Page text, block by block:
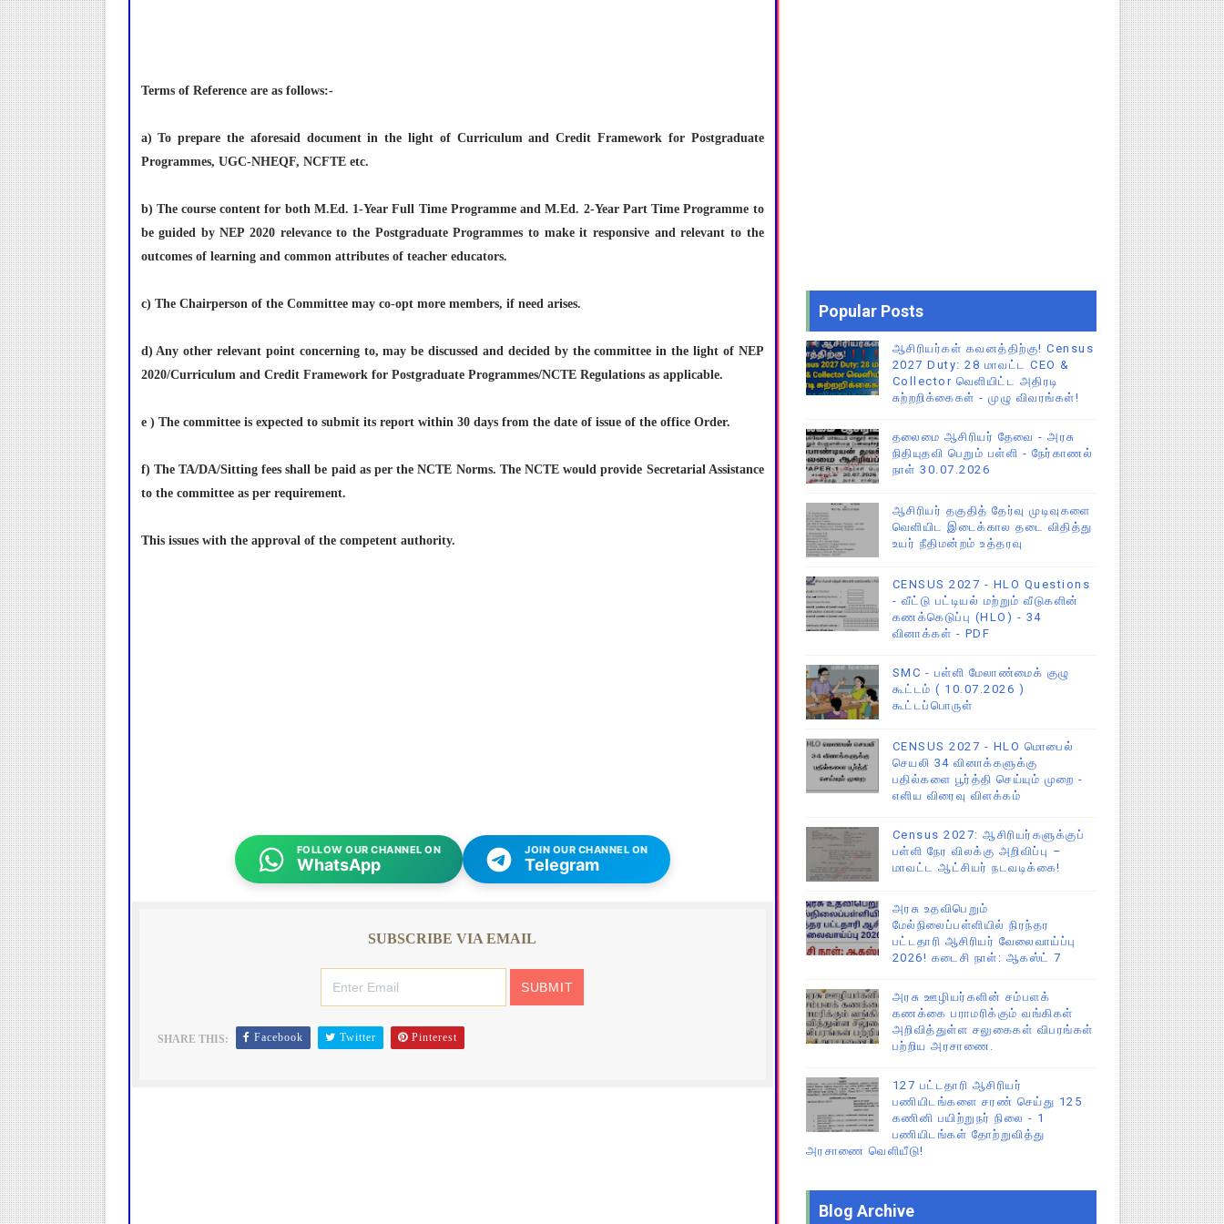
Terms of Reference are as follows:-
a) To prepare the aforesaid document in the light of Curriculum and Credit Framework for Postgraduate
Programmes, UGC-NHEQF, NCFTE etc.
b) The course content for both M.Ed. 1-Year Full Time Programme and M.Ed. 2-Year Part Time Programme to
be guided by NEP 2020 relevance to the Postgraduate Programmes to make it responsive and relevant to the
outcomes of learning and common attributes of teacher educators.
c) The Chairperson of the Committee may co-opt more members, if need arises.
d) Any other relevant point concerning to, may be discussed and decided by the committee in the light of NEP
2020/Curriculum and Credit Framework for Postgraduate Programmes/NCTE Regulations as applicable.
e ) The committee is expected to submit its report within 30 days from the date of issue of the office Order.
f) The TA/DA/Sitting fees shall be paid as per the NCTE Norms. The NCTE would provide Secretarial Assistance
to the committee as per requirement.
This issues with the approval of the competent authority.
FOLLOW OUR CHANNEL ON
WhatsApp
JOIN OUR CHANNEL ON
Telegram
SUBSCRIBE VIA EMAIL
SHARE THIS: Facebook Twitter Pinterest
Popular Posts
ஆசிரியர்கள் கவனத்திற்கு! Census
2027 Duty: 28 மாவட்ட CEO &
Collector வெளியிட்ட அதிரடி
சுற்றறிக்கைகள் - முழு விவரங்கள்!
தலைமை ஆசிரியர் தேவை - அரசு
நிதியுதவி பெறும் பள்ளி - நேர்காணல்
நாள் 30.07.2026
ஆசிரியர் தகுதித் தேர்வு முடிவுகளை
வெளியிட இடைக்கால தடை விதித்து
உயர் நீதிமன்றம் உத்தரவு
CENSUS 2027 - HLO Questions
- வீட்டு பட்டியல் மற்றும் வீடுகளின்
கணக்கெடுப்பு (HLO) - 34
வினாக்கள் - PDF
SMC - பள்ளி மேலாண்மைக் குழு
கூட்டம் ( 10.07.2026 )
கூட்டப்பொருள்
CENSUS 2027 - HLO மொபைல்
செயலி 34 வினாக்களுக்கு
பதில்களை பூர்த்தி செய்யும் முறை -
எளிய விரைவு விளக்கம்
Census 2027: ஆசிரியர்களுக்குப்
பள்ளி நேர விலக்கு அறிவிப்பு –
மாவட்ட ஆட்சியர் நடவடிக்கை!
அரசு உதவிபெறும்
மேல்நிலைப்பள்ளியில் நிரந்தர
பட்டதாரி ஆசிரியர் வேலைவாய்ப்பு
2026! கடைசி நாள்: ஆகஸ்ட் 7
அரசு ஊழியர்களின் சம்பளக்
கணக்கை பராமரிக்கும் வங்கிகள்
அறிவித்துள்ள சலுகைகள் விபரங்கள்
பற்றிய அரசாணை.
127 பட்டதாரி ஆசிரியர்
பணியிடங்களை சரண் செய்து 125
கணினி பயிற்றுநர் நிலை - 1
பணியிடங்கள் தோற்றுவித்து
அரசாணை வெளியீடு!
Blog Archive